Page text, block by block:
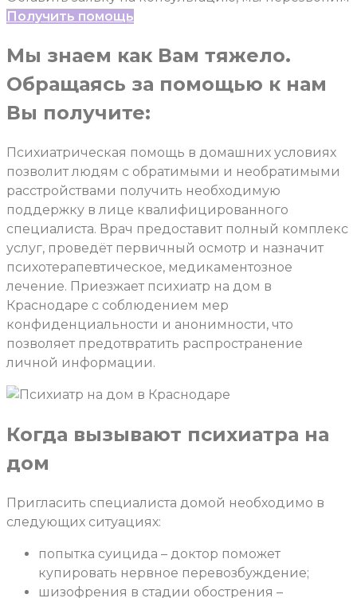
Получить помощь
Мы знаем как Вам тяжело.
Обращаясь за помощью к нам
Вы получите:
Психиатрическая помощь в домашних условиях
позволит людям с обратимыми и необратимыми
расстройствами получить необходимую
поддержку в лице квалифицированного
специалиста. Врач предоставит полный комплекс
услуг, проведёт первичный осмотр и назначит
психотерапевтическое, медикаментозное
лечение. Приезжает психиатр на дом в
Краснодаре с соблюдением мер
конфиденциальности и анонимности, что
позволяет предотвратить распространение
личной информации.
Когда вызывают психиатра на
дом
Пригласить специалиста домой необходимо в
следующих ситуациях:
попытка суицида – доктор поможет
купировать нервное перевозбуждение;
шизофрения в стадии обострения –